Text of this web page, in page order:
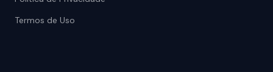
Termos de Uso